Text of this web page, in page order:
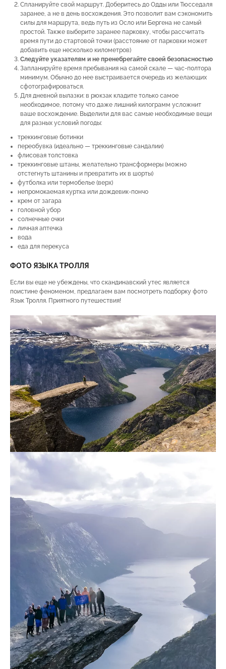
Спланируйте свой маршрут. Доберитесь до Одды или Тюсседаля
заранее, а не в день восхождения. Это позволит вам сэкономить
силы для маршрута, ведь путь из Осло или Бергена не самый
простой. Также выберите заранее парковку, чтобы рассчитать
время пути до стартовой точки (расстояние от парковки может
добавить еще несколько километров)
Следуйте указателям и не пренебрегайте своей безопасностью
Запланируйте время пребывания на самой скале — час-полтора
минимум. Обычно до нее выстраивается очередь из желающих
сфотографироваться.
Для дневной вылазки: в рюкзак кладите только самое
необходимое, потому что даже лишний килограмм усложнит
ваше восхождение. Выделили для вас самые необходимые вещи
для разных условий погоды:
треккинговые ботинки
переобувка (идеально — треккинговые сандалии)
флисовая толстовка
треккинговые штаны, желательно трансформеры (можно
отстегнуть штанины и превратить их в шорты)
футболка или термобелье (верх)
непромокаемая куртка или дождевик-пончо
крем от загара
головной убор
солнечные очки
личная аптечка
вода
еда для перекуса
ФОТО ЯЗЫКА ТРОЛЛЯ
Если вы еще не убеждены, что скандинавский утес является
поистине феноменом, предлагаем вам посмотреть подборку фото
Язык Тролля. Приятного путешествия!